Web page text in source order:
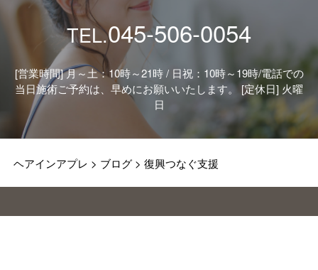
TEL.045-506-0054
[営業時間] 月～土：10時～21時 / 日祝：10時～19時/電話での
当日施術ご予約は、早めにお願いいたします。 [定休日] 火曜
日
ヘアインアプレ > ブログ> 復興つなぐ支援